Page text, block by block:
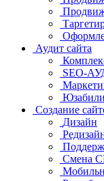
Аудит сайта
SEO-
Создание
Дизайн
Смена